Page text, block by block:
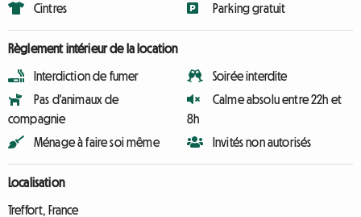
Cintres
Parking gratuit
Règlement intérieur de la location
Interdiction de fumer
Pas d'animaux de
compagnie
Ménage à faire soi même
Soirée interdite
Calme absolu entre 22h et
8h
Invités non autorisés
Localisation
Treffort, France